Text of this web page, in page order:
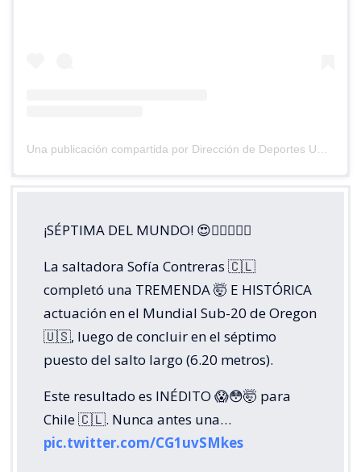
¡SÉPTIMA DEL MUNDO! 😍😮‍💨🏃🏼‍♀️
La saltadora Sofía Contreras 🇨🇱
completó una TREMENDA 🤯 E HISTÓRICA
actuación en el Mundial Sub-20 de Oregon
🇺🇸, luego de concluir en el séptimo
puesto del salto largo (6.20 metros).
Este resultado es INÉDITO 😱😳🤯 para
Chile 🇨🇱. Nunca antes una…
pic.twitter.com/CG1uvSMkes